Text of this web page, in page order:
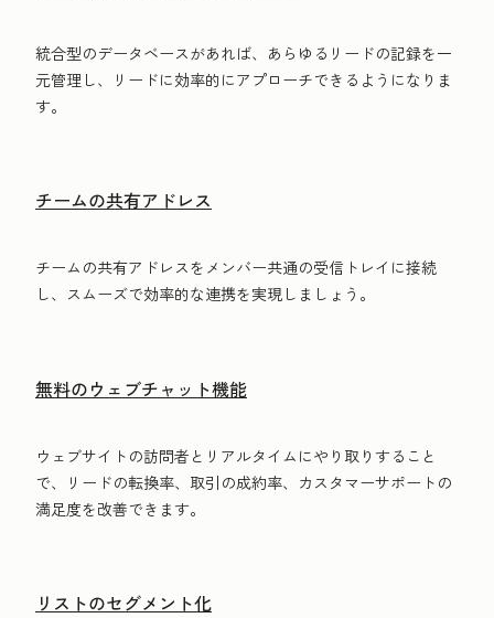
統合型のデータベースがあれば、あらゆるリードの記録を一
元管理し、リードに効率的にアプローチできるようになりま
す。
チームの共有アドレス
チームの共有アドレスをメンバー共通の受信トレイに接続
し、スムーズで効率的な連携を実現しましょう。
無料のウェブチャット機能
ウェブサイトの訪問者とリアルタイムにやり取りすること
で、リードの転換率、取引の成約率、カスタマーサポートの
満足度を改善できます。
リストのセグメント化